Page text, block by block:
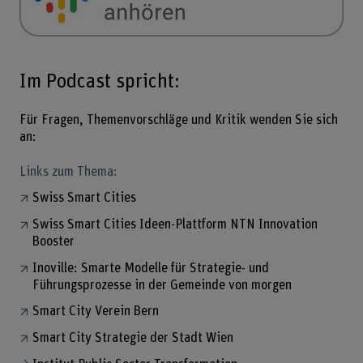
Im Podcast spricht:
Für Fragen, Themenvorschläge und Kritik wenden Sie sich
an:
Links zum Thema:
Swiss Smart Cities
Swiss Smart Cities Ideen-Plattform NTN Innovation
Booster
Inoville: Smarte Modelle für Strategie- und
Führungsprozesse in der Gemeinde von morgen
Smart City Verein Bern
Smart City Strategie der Stadt Wien